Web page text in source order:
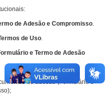
de Adesão e Compromisso.
de Uso.
e Termo de Adesão
de adesão (Formulário e